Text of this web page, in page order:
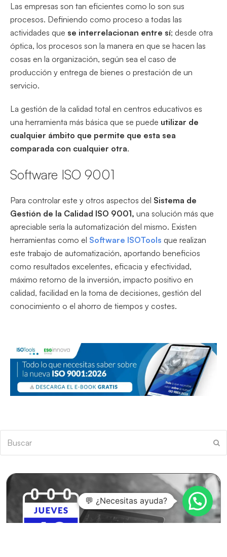
Las empresas son tan eficientes como lo son sus
procesos. Definiendo como proceso a todas las
actividades que se interrelacionan entre sí; desde otra
óptica, los procesos son la manera en que se hacen las
cosas en la organización, según sea el caso de
producción y entrega de bienes o prestación de un
servicio.
La gestión de la calidad total en centros educativos es
una herramienta más básica que se puede utilizar de
cualquier ámbito que permite que esta sea
comparada con cualquier otra.
Software ISO 9001
Para controlar este y otros aspectos del Sistema de
Gestión de la Calidad ISO 9001, una solución más que
apreciable sería la automatización del mismo. Existen
herramientas como el Software ISOTools que realizan
este trabajo de automatización, aportando beneficios
como resultados excelentes, eficacia y efectividad,
máximo retorno de la inversión, impacto positivo en
calidad, facilidad en la toma de decisiones, gestión del
conocimiento o el ahorro de tiempos y costes.
💬 ¿Necesitas ayuda?